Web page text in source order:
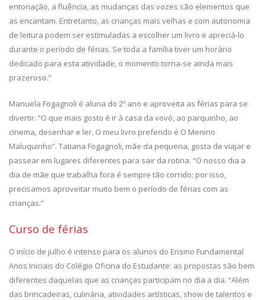
entonação, a fluência, as mudanças das vozes são elementos que
as encantam. Entretanto, as crianças mais velhas e com autonomia
de leitura podem ser estimuladas a escolher um livro e apreciá-lo
durante o período de férias. Se toda a família tiver um horário
dedicado para esta atividade, o momento torna-se ainda mais
prazeroso.”
Manuela Fogagnoli é aluna do 2º ano e aproveita as férias para se
divertir. “O que mais gosto é ir à casa da vovó, ao parquinho, ao
cinema, desenhar e ler. O meu livro preferido é O Menino
Maluquinho”. Tatiana Fogagnoli, mãe da pequena, gosta de viajar e
passear em lugares diferentes para sair da rotina. “O nosso dia a
dia de mãe que trabalha fora é sempre tão corrido; por isso,
precisamos aproveitar muito bem o período de férias com as
crianças.”
Curso de férias
O início de julho é intenso para os alunos do Ensino Fundamental
Anos Iniciais do Colégio Oficina do Estudante: as propostas são bem
diferentes daquelas que as crianças participam no dia a dia. “Além
das brincadeiras, culinária, atividades artísticas, show de talentos e